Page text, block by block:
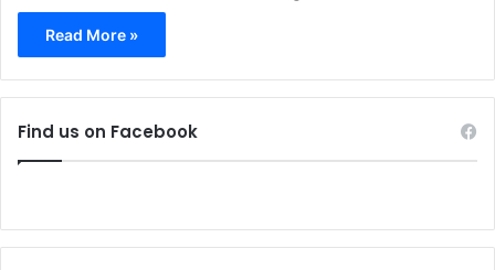
Read More »
Find us on Facebook